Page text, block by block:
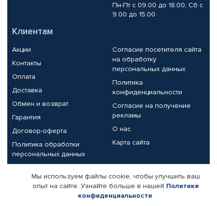
Пн-Пт с 09.00 до 18.00, Сб с
9.00 до 15.00
Клиентам
Акции
Контакты
Оплата
Доставка
Обмен и возврат
Гарантия
Договор-оферта
Политика обработки
персональных данных
Согласие посетителя сайта
на обработку
персональных данных
Политика
конфиденциальности
Согласие на получение
рекламы
О нас
Карта сайта
Партнерам
Корпоративным клиентам
Реквизиты компании
Мы используем файлы cookie, чтобы улучшить ваш
опыт на сайте. Узнайте больше в нашей Политике
конфиденциальности.